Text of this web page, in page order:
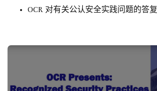
OCR 对有关公认安全实践问题的答复